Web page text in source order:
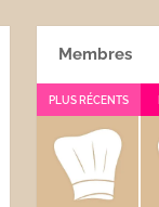
Membres
PLUS RÉCENTS